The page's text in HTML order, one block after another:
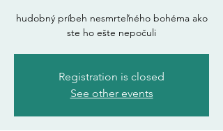
hudobný príbeh nesmrteľného bohéma ako
ste ho ešte nepočuli
Registration is closed
See other events